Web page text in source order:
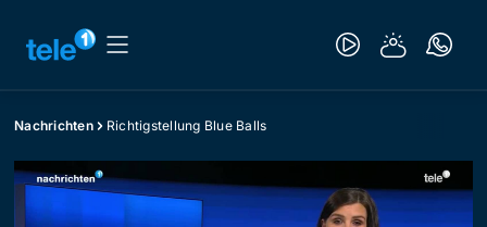
Nachrichten Richtigstellung Blue Balls